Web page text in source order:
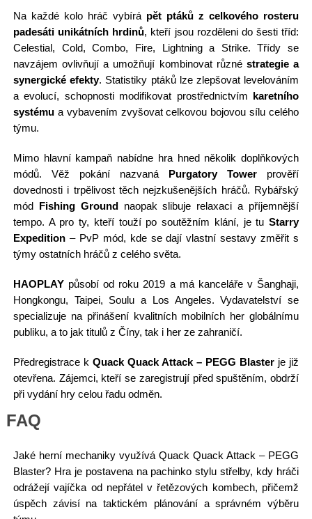
Na každé kolo hráč vybírá pět ptáků z celkového rosteru
padesáti unikátních hrdinů, kteří jsou rozděleni do šesti tříd:
Celestial, Cold, Combo, Fire, Lightning a Strike. Třídy se
navzájem ovlivňují a umožňují kombinovat různé strategie a
synergické efekty. Statistiky ptáků lze zlepšovat levelováním
a evolucí, schopnosti modifikovat prostřednictvím karetního
systémua vybavením zvyšovat celkovou bojovou sílu celého
týmu.
Mimo hlavní kampaň nabídne hra hned několik doplňkových
módů. Věž pokání nazvaná Purgatory Tower prověří
dovednosti i trpělivost těch nejzkušenějších hráčů. Rybářský
mód Fishing Groundnaopak slibuje relaxaci a příjemnější
tempo. A pro ty, kteří touží po soutěžním klání, je tuStarry
Expedition– PvP mód, kde se dají vlastní sestavy změřit s
týmy ostatních hráčů z celého světa.
HAOPLAYpůsobí od roku 2019 a má kanceláře v Šanghaji,
Hongkongu, Taipei, Soulu a Los Angeles. Vydavatelství se
specializuje na přinášení kvalitních mobilních her globálnímu
publiku, a to jak titulů z Číny, tak i her ze zahraničí.
Předregistrace k Quack Quack Attack – PEGG Blaster je již
otevřena. Zájemci, kteří se zaregistrují před spuštěním, obdrží
při vydání hry celou řadu odměn.
FAQ
Jaké herní mechaniky využívá Quack Quack Attack – PEGG
Blaster? Hra je postavena na pachinko stylu střelby, kdy hráči
odrážejí vajíčka od nepřátel v řetězových kombech, přičemž
úspěch závisí na taktickém plánování a správném výběru